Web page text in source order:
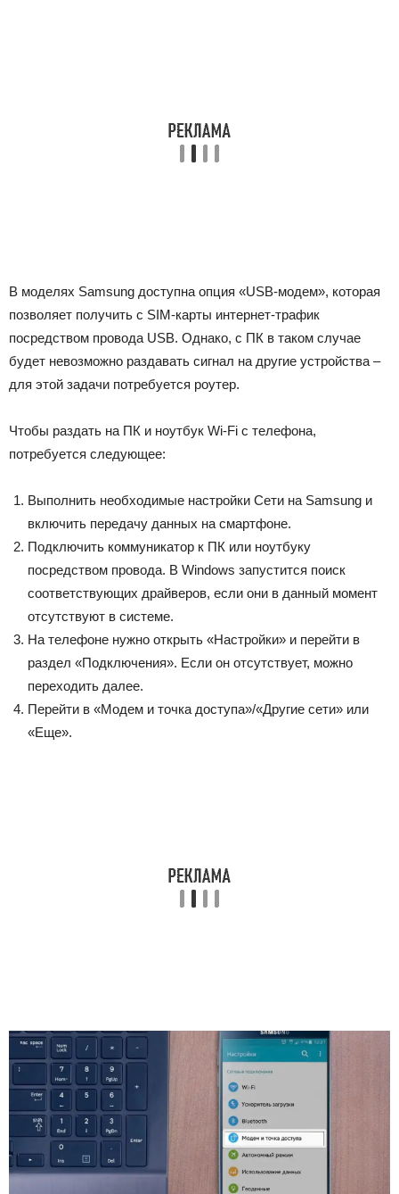
В моделях Samsung доступна опция «USB-модем», которая
позволяет получить с SIM-карты интернет-трафик
посредством провода USB. Однако, с ПК в таком случае
будет невозможно раздавать сигнал на другие устройства –
для этой задачи потребуется роутер.
Чтобы раздать на ПК и ноутбук Wi-Fi с телефона,
потребуется следующее:
Выполнить необходимые настройки Сети на Samsung и
включить передачу данных на смартфоне.
Подключить коммуникатор к ПК или ноутбуку
посредством провода. В Windows запустится поиск
соответствующих драйверов, если они в данный момент
отсутствуют в системе.
На телефоне нужно открыть «Настройки» и перейти в
раздел «Подключения». Если он отсутствует, можно
переходить далее.
Перейти в «Модем и точка доступа»/«Другие сети» или
«Еще».